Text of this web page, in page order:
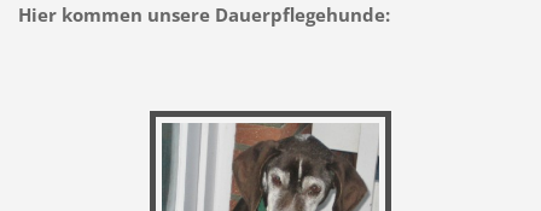
Hier kommen unsere Dauerpflegehunde: